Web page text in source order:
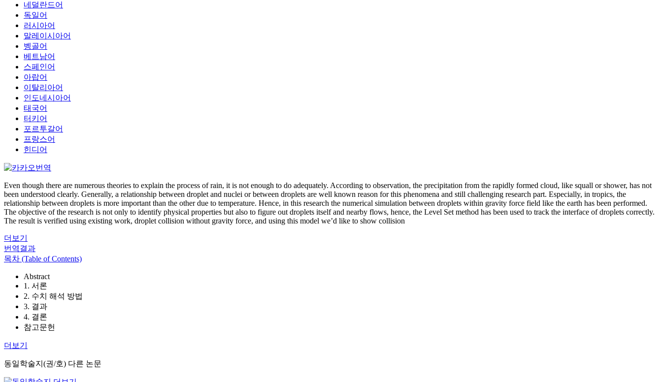
네덜란드어
독일어
러시아어
말레이시아어
벵골어
베트남어
스페인어
아랍어
이탈리아어
인도네시아어
태국어
터키어
포르투갈어
프랑스어
힌디어
Even though there are numerous theories to explain the process of rain, it is not enough to do adequately. According to observation, the precipitation from the rapidly formed cloud, like squall or shower, has not
been understood clearly. Generally, a relationship between droplet and nuclei or between droplets are well known reason for this phenomena and still challenging research part. Especially, in tropics, the
relationship between droplets is more important than the other due to temperature. Hence, in this research the numerical simulation between droplets within gravity force field like the earth has been performed.
The objective of the research is not only to identify physical properties but also to figure out droplets itself and nearby flows, hence, the Level Set method has been used to track the interface of droplets correctly.
The result is verified using existing work, droplet collision without gravity force, and using this model we’d like to show collision
더보기
번역결과
목차 (Table of Contents)
Abstract
1. 서론
2. 수치 해석 방법
3. 결과
4. 결론
참고문헌
더보기
동일학술지(권/호) 다른 논문